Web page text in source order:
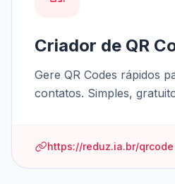
Criador de QR
Gere QR Codes rápidos
contatos. Simples,
https://reduz.ia.br/qrcode